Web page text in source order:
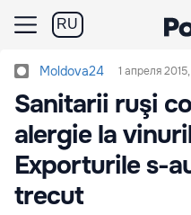
RU
Moldova24 1 апреля
Sanitarii ruşi
alergie la
Exporturile s-
trecut